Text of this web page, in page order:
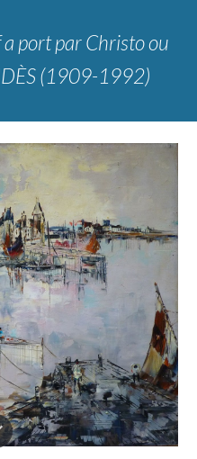
a portparChristo ou
(1909-1992)